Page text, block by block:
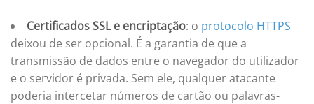
Certificados SSL e encriptação: o protocolo HTTPS
deixou de ser opcional. É a garantia de que a
transmissão de dados entre o navegador do utilizador
e o servidor é privada. Sem ele, qualquer atacante
poderia intercetar números de cartão ou palavras-